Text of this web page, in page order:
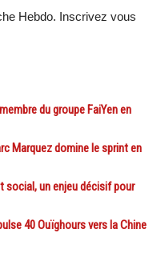
Hebdo. Inscrivez vous
du groupe FaiYen en
Marquez domine le sprint en
social, un enjeu décisif pour
40 Ouïghours vers la Chine